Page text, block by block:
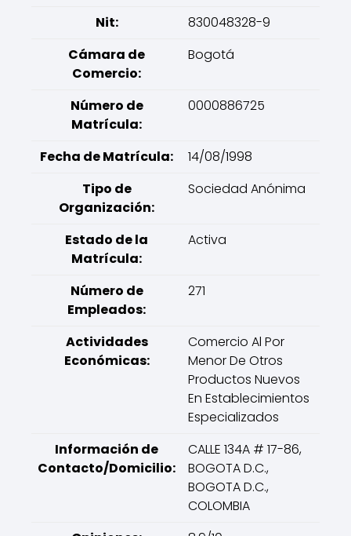
Nit:
830048328-9
Cámara de
Comercio:
Bogotá
Número de
Matrícula:
0000886725
Fecha de Matrícula:
14/08/1998
Tipo de
Organización:
Sociedad Anónima
Estado de la
Matrícula:
Activa
Número de
Empleados:
271
Actividades
Económicas:
Comercio Al Por
Menor De Otros
Productos Nuevos
En Establecimientos
Especializados
Información de
Contacto/Domicilio:
CALLE 134A # 17-86,
BOGOTA D.C.,
BOGOTA D.C.,
COLOMBIA